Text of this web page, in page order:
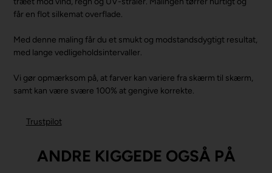
får en flot silkemat overflade.
Med denne maling får du et smukt og modstandsdygtigt resultat,
med lange vedligeholdsintervaller.
Vi gør opmærksom på, at farver kan variere fra skærm til skærm,
samt kan være svære 100% at gengive korrekte.
Trustpilot
ANDRE KIGGEDE OGSÅ PÅ